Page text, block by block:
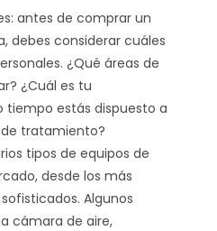
antes de comprar un
debes considerar cuáles
¿Qué áreas de
¿Cuál es tu
tiempo estás dispuesto a
tratamiento?
tipos de equipos de
desde los más
Algunos
cámara de aire,